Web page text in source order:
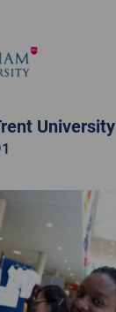
University